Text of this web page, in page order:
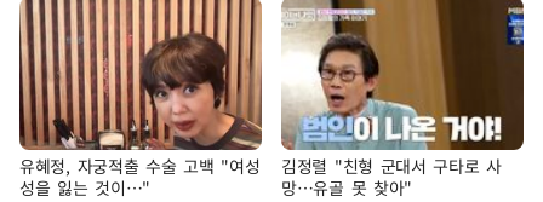
유혜정, 자궁적출 수술 고백 "여성
성을 잃는 것이…"
김정렬 "친형 군대서 구타로 사
망…유골 못 찾아"